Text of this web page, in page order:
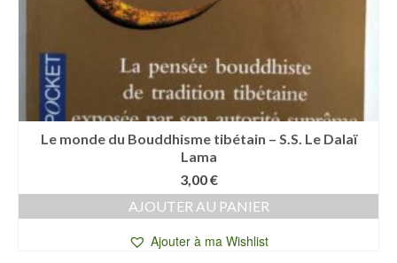
Le monde du Bouddhisme tibétain – S.S. Le Dalaï
Lama
3,00€
AJOUTER AU PANIER
Ajouter à ma Wishlist